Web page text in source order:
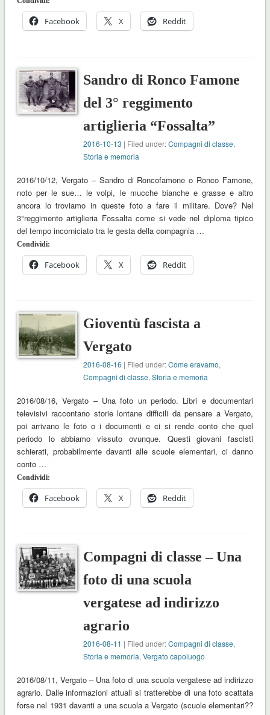
Facebook X Reddit
Sandro di Ronco Famone
del 3° reggimento
artiglieria “Fossalta”
2016-10-13 | Filed under:Compagni di classe,
Storia e memoria
2016/10/12, Vergato – Sandro di Roncofamone o Ronco Famone,
noto per le sue… le volpi, le mucche bianche e grasse e altro
ancora lo troviamo in queste foto a fare il militare. Dove? Nel
3°reggimento artiglieria Fossalta come si vede nel diploma tipico
del tempo incorniciato tra le gesta della compagnia …
Condividi:
Facebook X Reddit
Gioventù fascista a
Vergato
2016-08-16 | Filed under:Come eravamo,
Compagni di classe,Storia e memoria
2016/08/16, Vergato – Una foto un periodo. Libri e documentari
televisivi raccontano storie lontane difficili da pensare a Vergato,
poi arrivano le foto o i documenti e ci si rende conto che quel
periodo lo abbiamo vissuto ovunque. Questi giovani fascisti
schierati, probabilmente davanti alle scuole elementari, ci danno
conto …
Condividi:
Facebook X Reddit
Compagni di classe – Una
foto di una scuola
vergatese ad indirizzo
agrario
2016-08-11 | Filed under:Compagni di classe,
Storia e memoria,Vergato capoluogo
2016/08/11, Vergato – Una foto di una scuola vergatese ad indirizzo
agrario. Dalle informazioni attuali si tratterebbe di una foto scattata
forse nel 1931 davanti a una scuola a Vergato (scuole elementari??